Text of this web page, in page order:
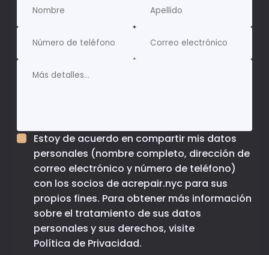
Estoy de acuerdo en compartir mis datos
personales (nombre completo, dirección de
correo electrónico y número de teléfono)
con los socios de acrepair.nyc para sus
propios fines. Para obtener más información
sobre el tratamiento de sus datos
personales y sus derechos, visite
Política de Privacidad.